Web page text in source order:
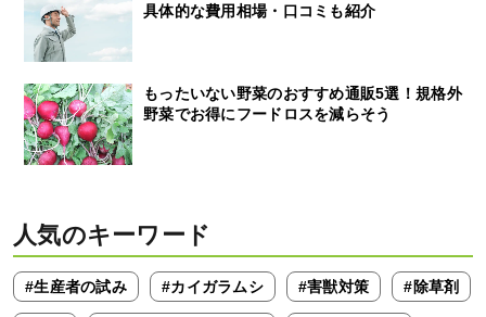
具体的な費用相場・口コミも紹介
もったいない野菜のおすすめ通販5選！規格外
野菜でお得にフードロスを減らそう
人気のキーワード
#生産者の試み #カイガラムシ #害獣対策 #除草剤